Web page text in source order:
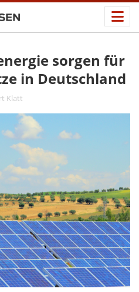
sorgen für
in Deutschland
Klatt